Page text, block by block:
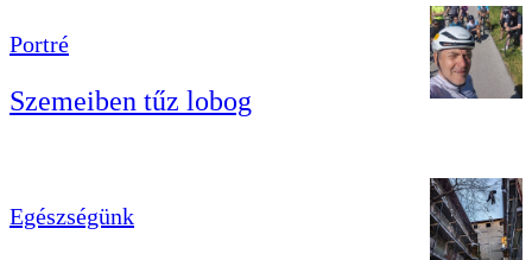
Portré
Szemeiben tűz lobog
Egészségünk